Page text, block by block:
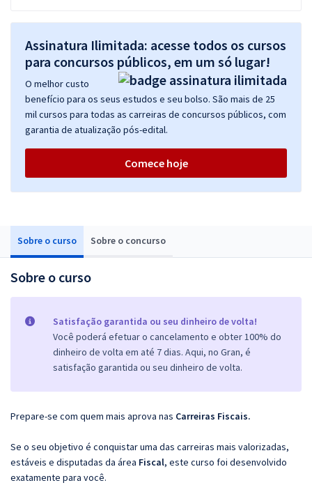
Sobre o curso Sobre o concurso
Sobre o curso
Satisfação garantida ou seu dinheiro de volta!
Você poderá efetuar o cancelamento e obter 100% do
dinheiro de volta em até 7 dias. Aqui, no Gran, é
satisfação garantida ou seu dinheiro de volta.
Prepare-se com quem mais aprova nas Carreiras Fiscais.
Se o seu objetivo é conquistar uma das carreiras mais valorizadas,
estáveis e disputadas da área Fiscal, este curso foi desenvolvido
exatamente para você.
Assinatura Ilimitada: acesse todos os cursos
para concursos públicos, em um só lugar!
O melhor custo
benefício para os seus estudos e seu bolso. São mais de 25
mil cursos para todas as carreiras de concursos públicos, com
garantia de atualização pós-edital.
Comece hoje